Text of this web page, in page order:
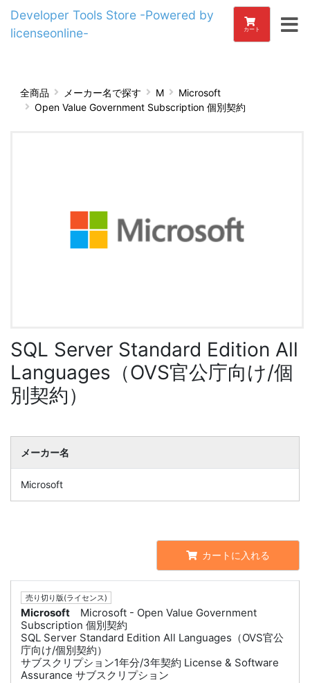
Developer Tools Store -Powered by
licenseonline-
カート
全商品 メーカー名で探す M
Microsoft
Open Value Government Subscription 個別契約
SQL Server Standard Edition All
Languages（OVS官公庁向け/個
別契約）
メーカー名
Microsoft
カートに入れる
売り切り版(ライセンス)
Microsoft
Microsoft - Open Value Government
Subscription 個別契約
SQL Server Standard Edition All Languages（OVS官公
庁向け/個別契約）
サブスクリプション1年分/3年契約 License & Software
Assurance サブスクリプション